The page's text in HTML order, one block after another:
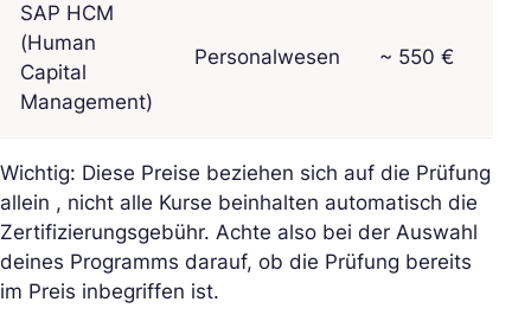
SAP HCM
(Human
Capital
Management)
Personalwesen ~ 550 €
Wichtig: Diese Preise beziehen sich auf die Prüfung
allein , nicht alle Kurse beinhalten automatisch die
Zertifizierungsgebühr. Achte also bei der Auswahl
deines Programms darauf, ob die Prüfung bereits
im Preis inbegriffen ist.